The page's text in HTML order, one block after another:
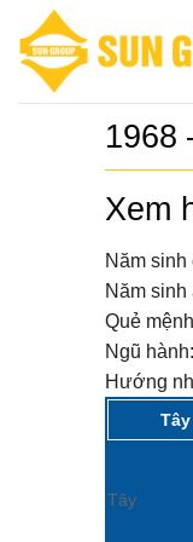
content
1968
Xem
Năm
Năm sinh
Quẻ
Ngũ hành:
Hướng
Tây